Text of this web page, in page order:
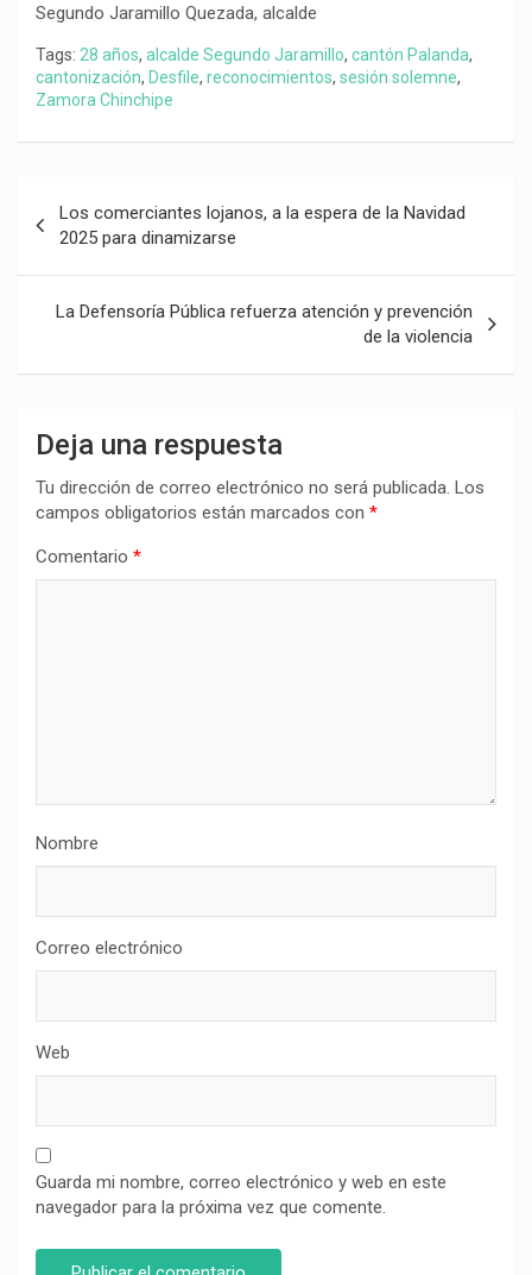
Segundo Jaramillo Quezada, alcalde
Tags: 28 años, alcalde Segundo Jaramillo, cantón Palanda,
cantonización, Desfile, reconocimientos, sesión solemne,
Zamora Chinchipe
de
entradas
Los comerciantes lojanos, a la espera de la Navidad
2025 para dinamizarse
La Defensoría Pública refuerza atención y prevención
de la violencia
Deja una respuesta
Tu dirección de correo electrónico no será publicada. Los
campos obligatorios están marcados con *
Comentario *
Nombre
Correo electrónico
Web
Guarda mi nombre, correo electrónico y web en este
navegador para la próxima vez que comente.